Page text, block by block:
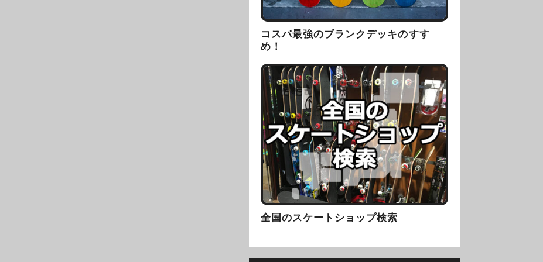
コスパ最強のブランクデッキのすす
め！
全国のスケートショップ検索